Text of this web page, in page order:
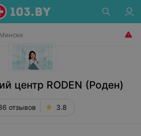
центр RODEN (Роден)
отзывов 3.8